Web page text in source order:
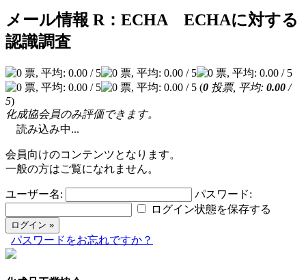
メール情報 R：ECHA ECHAに対する
認識調査
(0 投票, 平均: 0.00 /
5)
化成協会員のみ評価できます。
読み込み中...
会員向けのコンテンツとなります。
一般の方はご覧になれません。
ユーザー名:
パスワード:
ログイン状態を保存する
パスワードをお忘れですか？